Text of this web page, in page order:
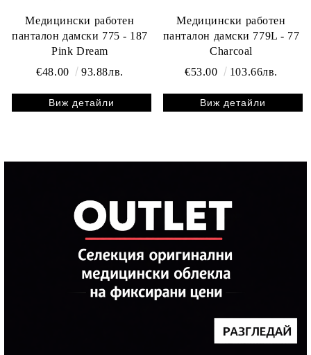
Медицински работен
панталон дамски 775 - 187
Pink Dream
€48.00
93.88лв.
Виж детайли
Медицински работен
панталон дамски 779L - 77
Charcoal
€53.00
103.66лв.
Виж детайли